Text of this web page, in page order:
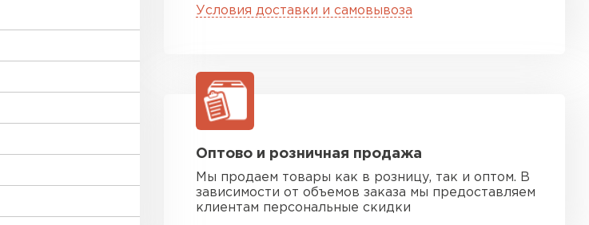
Условия доставки и самовывоза
Оптово и розничная продажа
Мы продаем товары как в розницу, так и оптом. В
зависимости от объемов заказа мы предоставляем
клиентам персональные скидки